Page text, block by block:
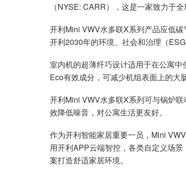
（NYSE: CARR），这是一家致力于
开利Mini VWV水多联X系列产品应低
开利2030年的环境、社会和治理（
室内机的超薄纤巧设计适用于在公寓
Eco有效成分，可减少机组表面上的大
开利Mini VWV水多联X系列可与锅炉
效降低噪音，对公寓生活更友好。
作为开利智能家居重要一员，Mini
用开利APP云端智控，各类自定义场
案打造舒适家居环境。